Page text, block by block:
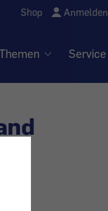
Shop Anmelden
Service